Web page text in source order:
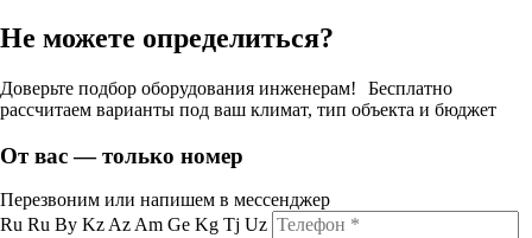
Не можете определиться?
Доверьте подбор оборудования инженерам! Бесплатно
рассчитаем варианты под ваш климат, тип объекта и бюджет
От вас — только номер
Перезвоним или напишем в мессенджер
Ru Ru By KzAzAm Ge Kg Tj Uz